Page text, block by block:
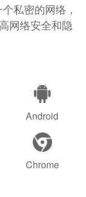
私密的网络，
网络安全和隐
Android
Chrome